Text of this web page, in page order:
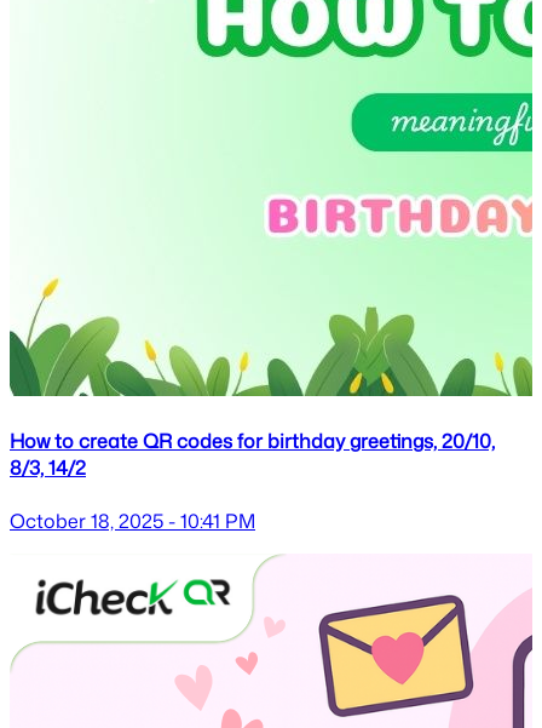
How to create QR codes for birthday greetings, 20/10,
8/3, 14/2
October 18, 2025 - 10:41 PM